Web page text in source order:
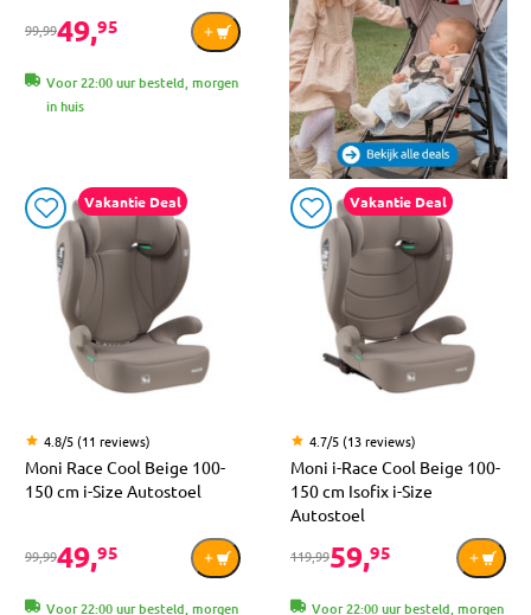
99,9949,95
Voor 22:00 uur besteld, morgen
in huis
Vakantie Deal
4.8/5 (11 reviews)
Moni Race Cool Beige 100-
150 cm i-Size Autostoel
99,9949,95
Voor 22:00 uur besteld, morgen
Vakantie Deal
4.7/5 (13 reviews)
Moni i-Race Cool Beige 100-
150 cm Isofix i-Size
Autostoel
119,9959,95
Voor 22:00 uur besteld, morgen